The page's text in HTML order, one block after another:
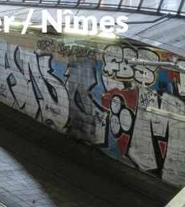
/ Nîmes